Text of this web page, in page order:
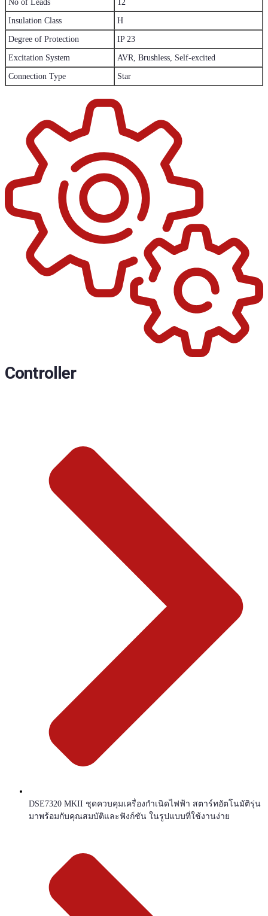
No of Leads 12
Insulation Class H
Degree of Protection IP 23
Excitation System AVR, Brushless, Self-excited
Connection Type Star
Controller
DSE7320 MKII ชุดควบคุมเครื่องกำเนิดไฟฟ้า สตาร์ทอัตโนมัติรุ่น
มาพร้อมกับคุณสมบัติและฟังก์ชัน ในรูปแบบที่ใช้งานง่าย